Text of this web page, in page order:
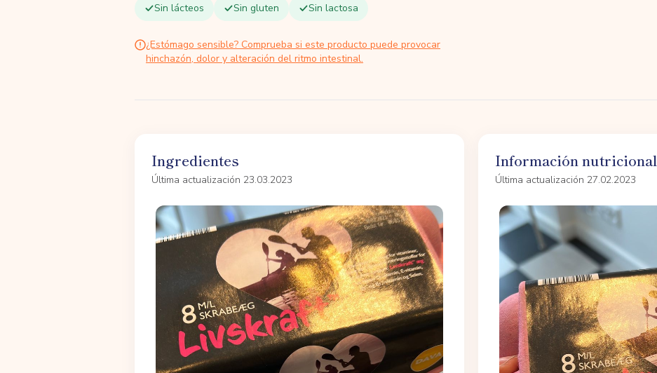
Sin lácteos Sin gluten Sin lactosa
¿Estómago sensible? Comprueba si este producto puede provocar
hinchazón, dolor y alteración del ritmo intestinal.
Ingredientes
Última actualización 23.03.2023
Información nutricional
Última actualización 27.02.2023